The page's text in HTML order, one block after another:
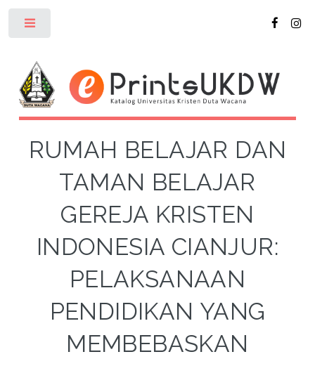
RUMAH BELAJAR DAN
TAMAN BELAJAR
GEREJA KRISTEN
INDONESIA CIANJUR:
PELAKSANAAN
PENDIDIKAN YANG
MEMBEBASKAN